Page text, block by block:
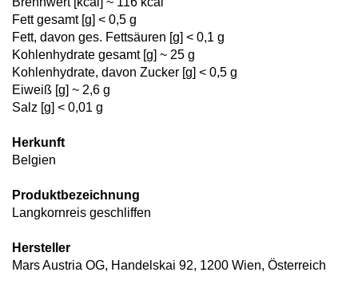
Fett gesamt [g] < 0,5 g
Fett, davon ges. Fettsäuren [g] < 0,1 g
Kohlenhydrate gesamt [g] ~ 25 g
Kohlenhydrate, davon Zucker [g] < 0,5 g
Eiweiß [g] ~ 2,6 g
Salz [g] < 0,01 g
Herkunft
Belgien
Produktbezeichnung
Langkornreis geschliffen
Hersteller
Mars Austria OG, Handelskai 92, 1200 Wien, Österreich